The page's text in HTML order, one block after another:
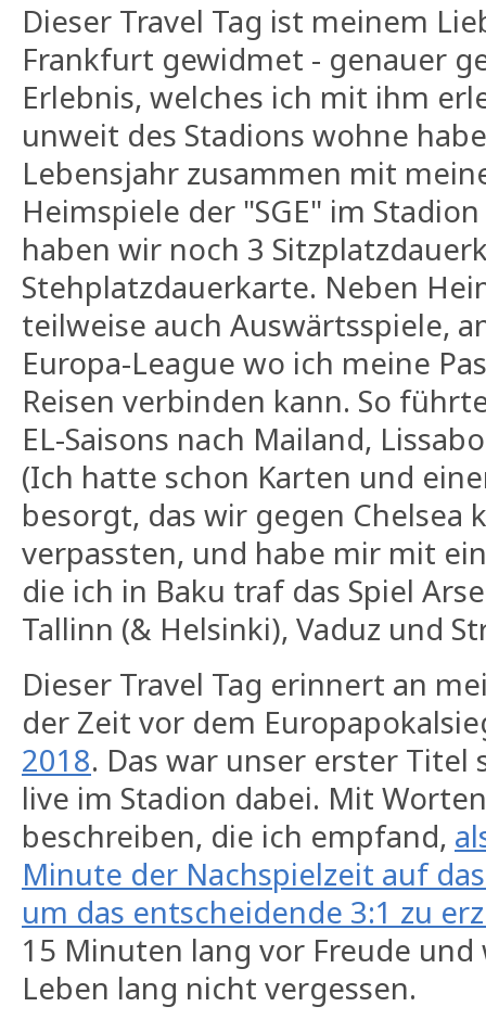
Dieser Travel Tag ist meinem
Frankfurt gewidmet - genauer
Erlebnis, welches ich mit ihm
unweit des Stadions wohne
Lebensjahr zusammen mit
Heimspiele der "SGE" im
haben wir noch 3
Stehplatzdauerkarte. Neben
teilweise auch Auswärtsspiele,
Europa-League wo ich meine
Reisen verbinden kann. So
EL-Saisons nach Mailand,
(Ich hatte schon Karten und
besorgt, das wir gegen
verpassten, und habe mir mit
die ich in Baku traf das Spiel
Tallinn (& Helsinki), Vaduz und
Dieser Travel Tag erinnert an
der Zeit vor dem
2018. Das war unser erster Titel
live im Stadion dabei. Mit
beschreiben, die ich empfand,
Minute der Nachspielzeit auf
um das entscheidende 3:1 zu
15 Minuten lang vor Freude
Leben lang nicht vergessen.